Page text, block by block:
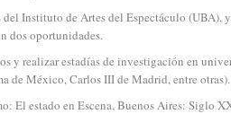
Instituto de Artes del Espectáculo (UBA),
dos oportunidades.
y realizar estadías de investigación en
de México, Carlos III de Madrid, entre otras).
El estado en Escena, Buenos Aires: Siglo